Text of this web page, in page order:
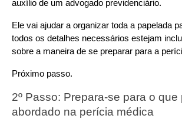
auxílio de um advogado previdenciário.
Ele vai ajudar a organizar toda a papelada
todos os detalhes necessários estejam
sobre a maneira de se preparar para a
Próximo passo.
2º Passo: Prepara-se para o que
abordado na perícia médica